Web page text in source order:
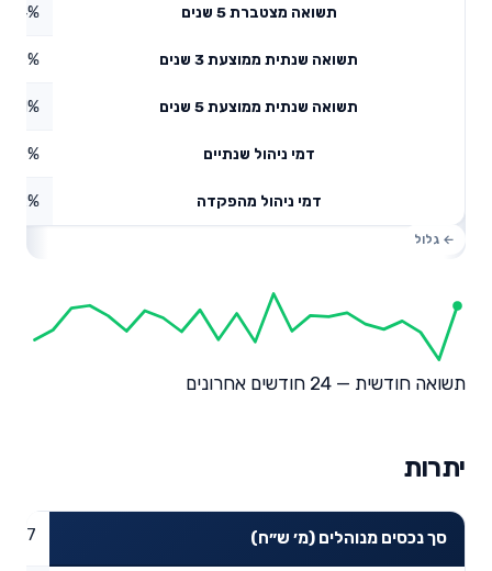
תשואה מצטברת 5 שנים
תשואה שנתית ממוצעת 3 שנים
תשואה שנתית ממוצעת 5 שנים
דמי ניהול שנתיים 0.18%
דמי ניהול מהפקדה 1.12%
תשואה חודשית — 24 חודשים אחרונים
יתרות
סך נכסים מנוהלים (מ׳ ש״ח)